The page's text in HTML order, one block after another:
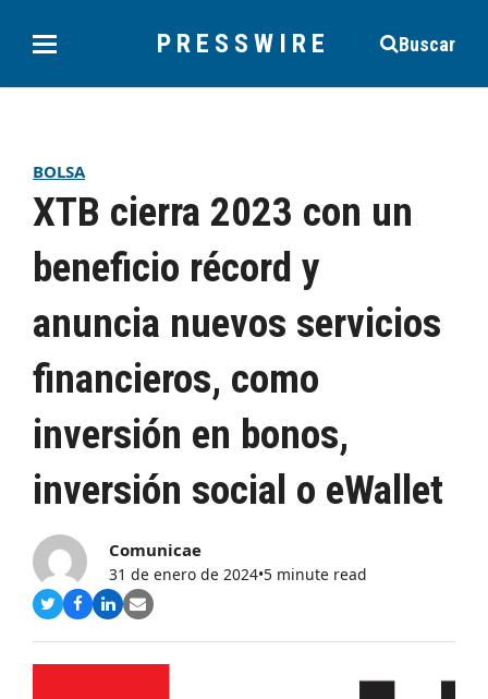
PRESSWIRE Buscar
BOLSA
XTB cierra 2023 con un
beneficio récord y
anuncia nuevos servicios
financieros, como
inversión en bonos,
inversión social o eWallet
Comunicae
31 de enero de 2024•5 minute read
Compartir
Twitter
Compartir
Facebook
Compartir
LinkedIn
Share
Email